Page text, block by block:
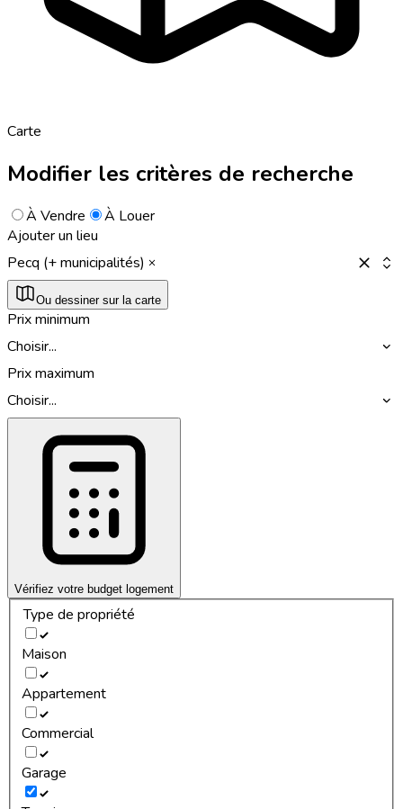
Carte
Modifier les critères de recherche
À Vendre
À Louer
Ajouter un lieu
Pecq (+ municipalités)
Ou dessiner sur la carte
Prix minimum
Choisir...
Prix maximum
Choisir...
Vérifiez votre budget logement
Type de propriété
Maison
Appartement
Commercial
Garage